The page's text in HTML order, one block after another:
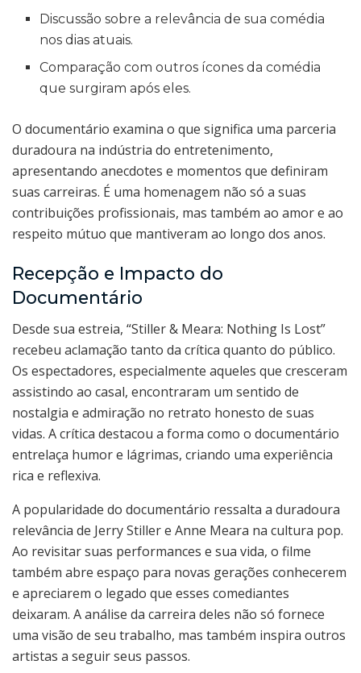
Discussão sobre a relevância de sua comédia
nos dias atuais.
Comparação com outros ícones da comédia
que surgiram após eles.
O documentário examina o que significa uma parceria
duradoura na indústria do entretenimento,
apresentando anecdotes e momentos que definiram
suas carreiras. É uma homenagem não só a suas
contribuições profissionais, mas também ao amor e ao
respeito mútuo que mantiveram ao longo dos anos.
Recepção e Impacto do
Documentário
Desde sua estreia, “Stiller & Meara: Nothing Is Lost”
recebeu aclamação tanto da crítica quanto do público.
Os espectadores, especialmente aqueles que cresceram
assistindo ao casal, encontraram um sentido de
nostalgia e admiração no retrato honesto de suas
vidas. A crítica destacou a forma como o documentário
entrelaça humor e lágrimas, criando uma experiência
rica e reflexiva.
A popularidade do documentário ressalta a duradoura
relevância de Jerry Stiller e Anne Meara na cultura pop.
Ao revisitar suas performances e sua vida, o filme
também abre espaço para novas gerações conhecerem
e apreciarem o legado que esses comediantes
deixaram. A análise da carreira deles não só fornece
uma visão de seu trabalho, mas também inspira outros
artistas a seguir seus passos.